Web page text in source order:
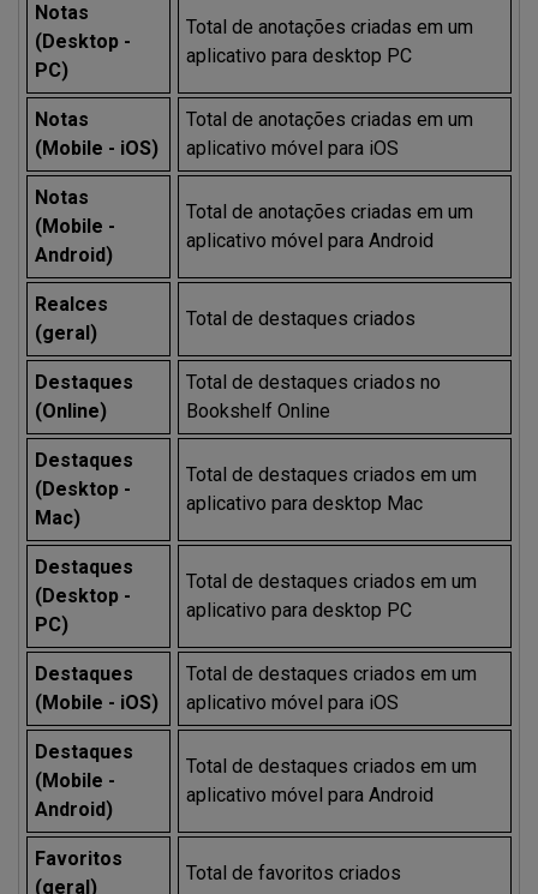
Notas
(Desktop -
PC)
Total de anotações criadas em um
aplicativo para desktop PC
Notas
(Mobile - iOS)
Total de anotações criadas em um
aplicativo móvel para iOS
Notas
(Mobile -
Android)
Total de anotações criadas em um
aplicativo móvel para Android
Realces
(geral)
Total de destaques criados
Destaques
(Online)
Total de destaques criados no
Bookshelf Online
Destaques
(Desktop -
Mac)
Total de destaques criados em um
aplicativo para desktop Mac
Destaques
(Desktop -
PC)
Total de destaques criados em um
aplicativo para desktop PC
Destaques
(Mobile - iOS)
Total de destaques criados em um
aplicativo móvel para iOS
Destaques
(Mobile -
Android)
Total de destaques criados em um
aplicativo móvel para Android
Favoritos
(geral)
Total de favoritos criados